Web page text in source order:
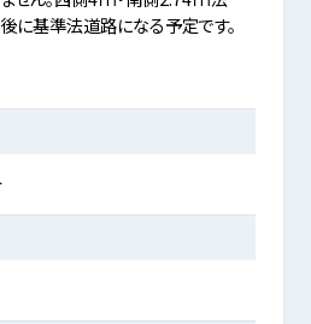
に基準法道路になる予定です。